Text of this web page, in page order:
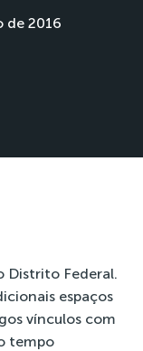
de 2016
Distrito Federal.
espaços
vínculos com
tempo